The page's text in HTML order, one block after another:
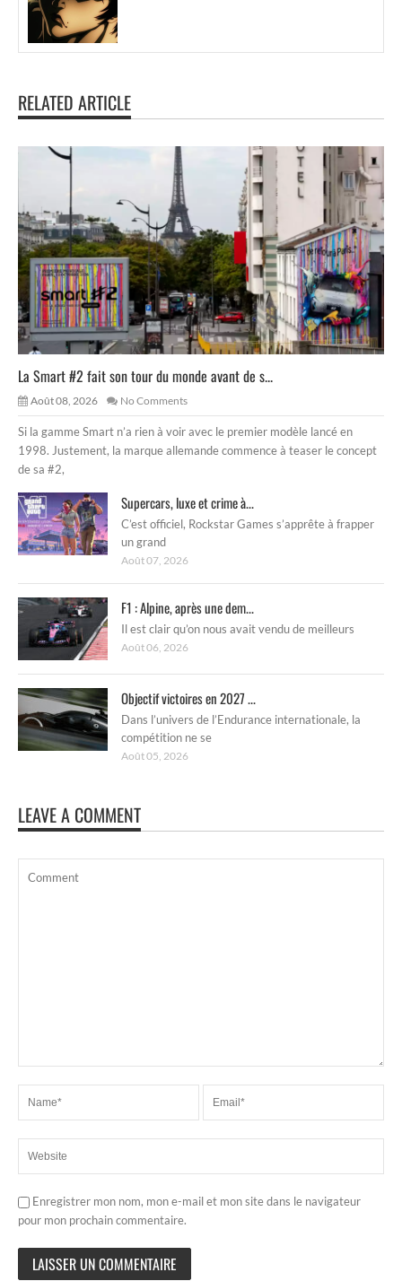
RELATED ARTICLE
La Smart #2 fait son tour du monde avant de s...
Août 08, 2026 No Comments
Si la gamme Smart n’a rien à voir avec le premier modèle lancé en
1998. Justement, la marque allemande commence à teaser le concept
de sa #2,
Supercars, luxe et crime à...
C’est officiel, Rockstar Games s’apprête à frapper
un grand
Août 07, 2026
F1 : Alpine, après une dem...
Il est clair qu’on nous avait vendu de meilleurs
Août 06, 2026
Objectif victoires en 2027 ...
Dans l’univers de l’Endurance internationale, la
compétition ne se
Août 05, 2026
LEAVE A COMMENT
Enregistrer mon nom, mon e-mail et mon site dans le navigateur
pour mon prochain commentaire.